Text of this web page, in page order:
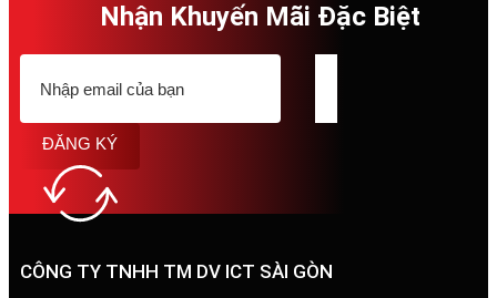
Nhận Khuyến Mãi Đặc Biệt
ĐĂNG KÝ
CÔNG TY TNHH TM DV ICT SÀI GÒN